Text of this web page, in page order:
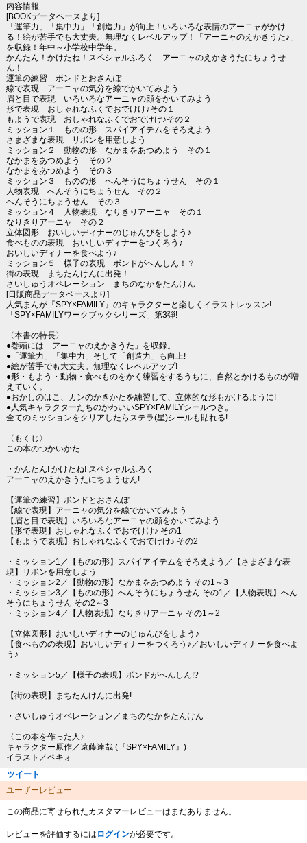
内容情報
[BOOKデータベースより]
「運筆力」「集中力」「創造力」が向上！いろいろな表情のアーニャがかけ
る！絵が苦手でも大丈夫。無理なくレベルアップ！「アーニャのえかきうた♪」
を収録！年中～小学校中学年。
かんたん！かけたね！スペシャルふろく アーニャのえかきうたにちょうせ
ん！
運筆の練習 ボンドとおさんぽ
線で表現 アーニャの気分を線でかいてみよう
眉と目で表現 いろいろなアーニャの顔をかいてみよう
形で表現 おしゃれなふくでおでけけ♪その１
もようで表現 おしゃれなふくでおでけけ♪その２
ミッション１ ものの形 スパイアイテムをそろえよう
さまざまな表現 リボンを用意しよう
ミッション２ 動物の形 なかまをあつめよう その１
なかまをあつめよう その２
なかまをあつめよう その３
ミッション３ ものの形 へんそうにちょうせん その１
人物表現 へんそうにちょうせん その２
へんそうにちょうせん その３
ミッション４ 人物表現 なりきりアーニャ その１
なりきりアーニャ その２
立体図形 おいしいディナーのじゅんびをしよう♪
食べものの表現 おいしいディナーをつくろう♪
おいしいディナーを食べよう♪
ミッション５ 様子の表現 ボンドがへんしん！？
街の表現 まちたんけんに出発！
さいしゅうオペレーション まちのなかをたんけん
[日販商品データベースより]
人気まんが『SPY×FAMILY』のキャラクターと楽しくイラストレッスン!
「SPY×FAMILYワークブックシリーズ」第3弾!
〈本書の特長〉
●巻頭には「アーニャのえかきうた」を収録。
●「運筆力」「集中力」そして「創造力」も向上!
●絵が苦手でも大丈夫。無理なくレベルアップ!
●形・もよう・動物・食べものをかく練習をするうちに、自然とかけるものが増
えていく。
●おかしのはこ、カンのかきかたを練習して、立体的な形もかけるように!
●人気キャラクターたちのかわいいSPY×FAMILYシールつき。
全てのミッションをクリアしたらステラ(星)シールも貼れる!
〈もくじ〉
この本のつかいかた
・かんたん! かけたね! スペシャルふろく
アーニャのえかきうたにちょうせん!
【運筆の練習】ボンドとおさんぽ
【線で表現】アーニャの気分を線でかいてみよう
【眉と目で表現】いろいろなアーニャの顔をかいてみよう
【形で表現】おしゃれなふくでおでけけ♪ その1
【もようで表現】おしゃれなふくでおでけけ♪ その2
・ミッション1／【ものの形】スパイアイテムをそろえよう／【さまざまな表
現】リボンを用意しよう
・ミッション2／【動物の形】なかまをあつめよう その1～3
・ミッション3／【ものの形】へんそうにちょうせん その1／【人物表現】へん
そうにちょうせん その2～3
・ミッション4／【人物表現】なりきりアーニャ その1～2
【立体図形】おいしいディナーのじゅんびをしよう♪
【食べものの表現】おいしいディナーをつくろう♪／おいしいディナーを食べよ
う♪
・ミッション5／【様子の表現】ボンドがへんしん!?
【街の表現】まちたんけんに出発!
・さいしゅうオペレーション／まちのなかをたんけん
〈この本を作った人〉
キャラクター原作／遠藤達哉 (『SPY×FAMILY』)
イラスト／ペキォ
ツイート
ユーザーレビュー
この商品に寄せられたカスタマーレビューはまだありません。
レビューを評価するには ログインが必要です。